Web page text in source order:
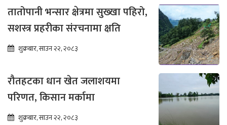
तातोपानी भन्सार क्षेत्रमा सुख्खा पहिरो,
सशस्त्र प्रहरीका संरचनामा क्षति
शुक्रबार, साउन २२, २०८३
रौतहटका धान खेत जलाशयमा
परिणत, किसान मर्कामा
शुक्रबार, साउन २२, २०८३